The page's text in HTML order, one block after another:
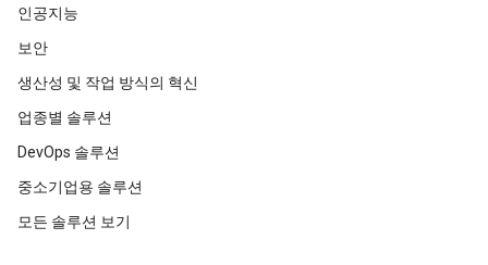
인공지능
보안
생산성 및 작업 방식의 혁신
업종별 솔루션
DevOps 솔루션
중소기업용 솔루션
모든 솔루션 보기